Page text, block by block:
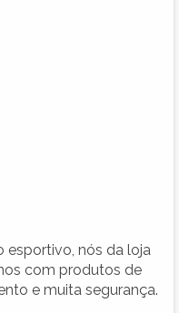
esportivo, nós da loja
com produtos de
e muita segurança.